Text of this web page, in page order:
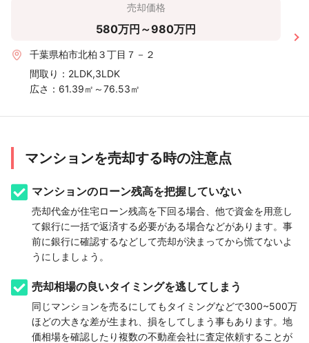
売却価格
580万円～980万円
千葉県柏市北柏３丁目７－２
間取り： 2LDK,3LDK
広さ： 61.39㎡～76.53㎡
マンションを売却する時の注意点
マンションのローン残高を把握していない
売却代金が住宅ローン残高を下回る場合、他で資金を用意し
て銀行に一括で返済する必要がある場合などがあります。事
前に銀行に確認するなどして売却が決まってから慌てないよ
うにしましょう。
売却相場の良いタイミングを逃してしまう
同じマンションを売るにしてもタイミングなどで300~500万
ほどの大きな差が生まれ、損をしてしまう事もあります。地
価相場を確認したり複数の不動産会社に査定依頼することが